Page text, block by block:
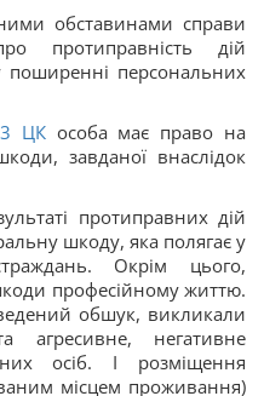
обставинами справи
протиправність дій
поширенні персональних
ЦКособа має право на
завданої внаслідок
протиправних дій
шкоду, яка полягає у
Окрім цього,
професійному життю.
обшук, викликали
агресивне, негативне
осіб. І розміщення
місцем проживання)